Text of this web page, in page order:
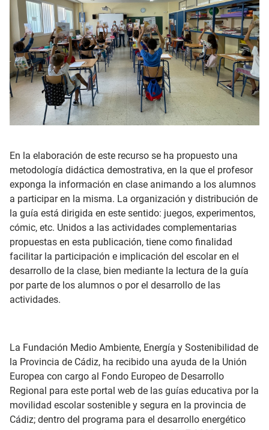
En la elaboración de este recurso se ha propuesto una
metodología didáctica demostrativa, en la que el profesor
exponga la información en clase animando a los alumnos
a participar en la misma. La organización y distribución de
la guía está dirigida en este sentido: juegos, experimentos,
cómic, etc. Unidos a las actividades complementarias
propuestas en esta publicación, tiene como finalidad
facilitar la participación e implicación del escolar en el
desarrollo de la clase, bien mediante la lectura de la guía
por parte de los alumnos o por el desarrollo de las
actividades.
La Fundación Medio Ambiente, Energía y Sostenibilidad de
la Provincia de Cádiz, ha recibido una ayuda de la Unión
Europea con cargo al Fondo Europeo de Desarrollo
Regional para este portal web de las guías educativa por la
movilidad escolar sostenible y segura en la provincia de
Cádiz; dentro del programa para el desarrollo energético